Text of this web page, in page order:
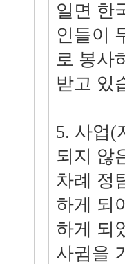
일면 한
인들이
로 봉사
받고 있
5. 사업(
되지 않
차례 정
하게 되
하게 되
사귐을